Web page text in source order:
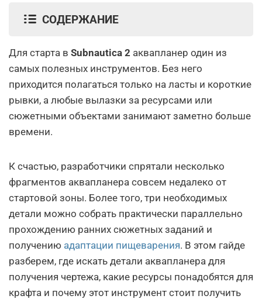
СОДЕРЖАНИЕ
Для старта в Subnautica 2 аквапланер один из
самых полезных инструментов. Без него
приходится полагаться только на ласты и короткие
рывки, а любые вылазки за ресурсами или
сюжетными объектами занимают заметно больше
времени.
К счастью, разработчики спрятали несколько
фрагментов аквапланера совсем недалеко от
стартовой зоны. Более того, три необходимых
детали можно собрать практически параллельно
прохождению ранних сюжетных заданий и
получению адаптации пищеварения. В этом гайде
разберем, где искать детали аквапланера для
получения чертежа, какие ресурсы понадобятся для
крафта и почему этот инструмент стоит получить